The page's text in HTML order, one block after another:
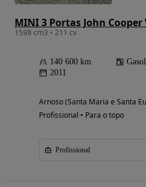
MINI 3 Portas John Cooper
1598 cm3 • 211 cv
140 600 km
2011
Arnoso (Santa Maria e Santa
Profissional • Para o topo
Profissional